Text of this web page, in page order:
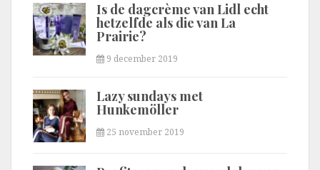
Is de dagcrème van Lidl echt
hetzelfde als die van La
Prairie?
9 december 2019
Lazy sundays met
Hunkemöller
25 november 2019